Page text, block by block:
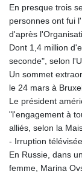
En presque trois
personnes ont fui
d'après
Dont 1,4 million
seconde", selon
Un sommet
le 24 mars à
Le président
"l'engagement à
alliés, selon la
- Irruption
En Russie, dans
femme, Marina